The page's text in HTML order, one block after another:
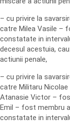
– cu privire la
catre Milea Vasile –
constatate in
decesul acestuia,
actiunii penale,
– cu privire la
catre Militaru
Atanasie Victor –
Emil – fost membru
constatate in